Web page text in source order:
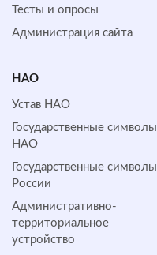
Тесты и опросы
Администрация сайта
НАО
Устав НАО
Государственные символы
НАО
Государственные символы
России
Административно-
территориальное
устройство